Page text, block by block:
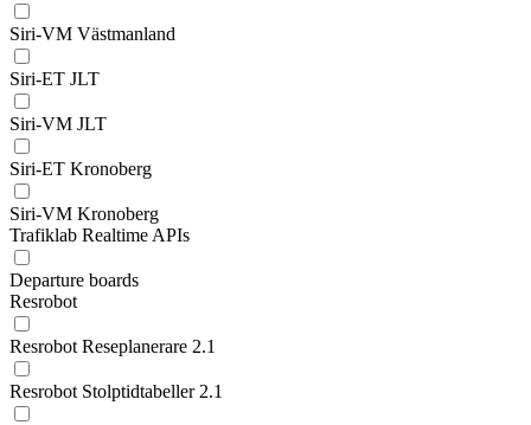
Siri-VM Västmanland
Siri-ET JLT
Siri-VM JLT
Siri-ET Kronoberg
Siri-VM Kronoberg
Trafiklab Realtime APIs
Departure boards
Resrobot
Resrobot Reseplanerare 2.1
Resrobot Stolptidtabeller 2.1